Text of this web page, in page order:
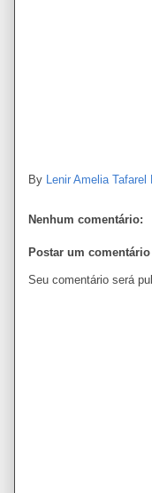
By Lenir Amelia Tafarel
Nenhum comentário:
Postar um comentário
Seu comentário será